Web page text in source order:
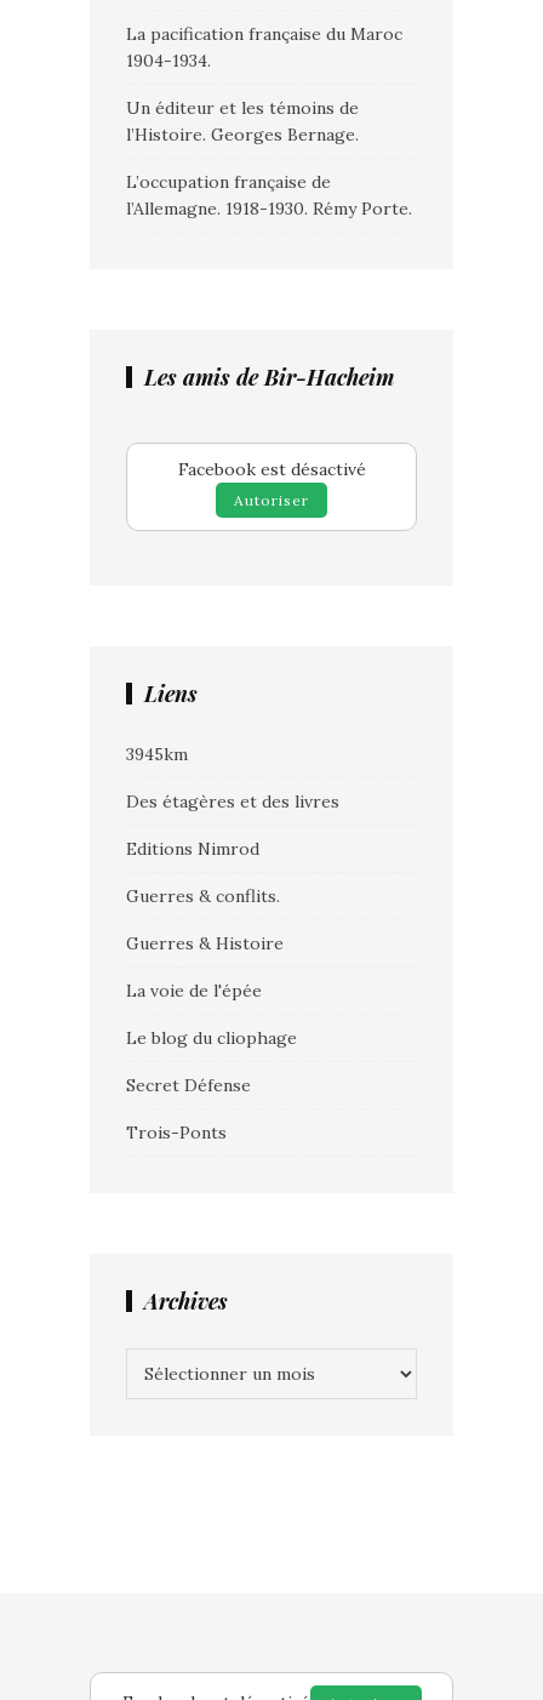
La pacification française du Maroc
1904-1934.
Un éditeur et les témoins de
l’Histoire. Georges Bernage.
L’occupation française de
l’Allemagne. 1918-1930. Rémy Porte.
Les amis de Bir-Hacheim
Facebook est désactivé
Autoriser
Liens
3945km
Des étagères et des livres
Editions Nimrod
Guerres & conflits.
Guerres & Histoire
La voie de l'épée
Le blog du cliophage
Secret Défense
Trois-Ponts
Archives